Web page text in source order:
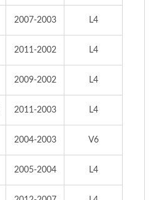
2007-2003 L4
2011-2002 L4
2009-2002 L4
2011-2003 L4
2004-2003 V6
2005-2004 L4